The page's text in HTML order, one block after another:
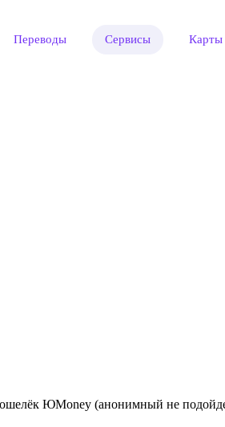
Переводы Сервисы Карты
ЮMoney (анонимный не